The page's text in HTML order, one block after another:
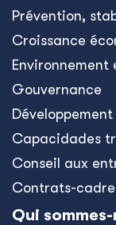
Prévention,
Croissance
Gouvernance
Capacidades
Conseil aux
Contrats-
Qui